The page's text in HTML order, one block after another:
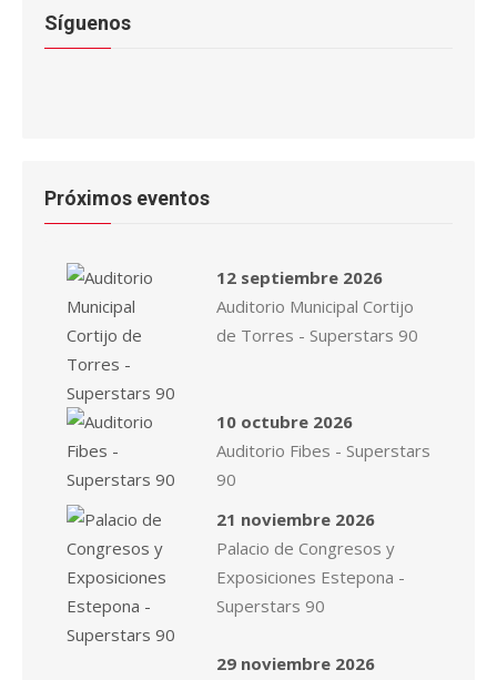
Síguenos
Próximos eventos
12 septiembre 2026
Auditorio Municipal Cortijo
de Torres - Superstars 90
10 octubre 2026
Auditorio Fibes - Superstars
90
21 noviembre 2026
Palacio de Congresos y
Exposiciones Estepona -
Superstars 90
29 noviembre 2026